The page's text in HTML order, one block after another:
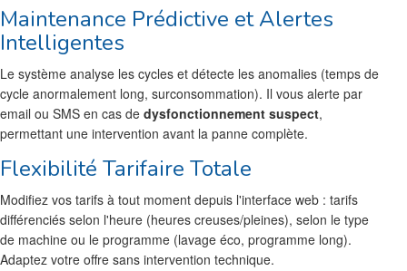
Maintenance Prédictive et Alertes
Intelligentes
Le système analyse les cycles et détecte les anomalies (temps de
cycle anormalement long, surconsommation). Il vous alerte par
email ou SMS en cas de dysfonctionnement suspect,
permettant une intervention avant la panne complète.
Flexibilité Tarifaire Totale
Modifiez vos tarifs à tout moment depuis l'interface web : tarifs
différenciés selon l'heure (heures creuses/pleines), selon le type
de machine ou le programme (lavage éco, programme long).
Adaptez votre offre sans intervention technique.